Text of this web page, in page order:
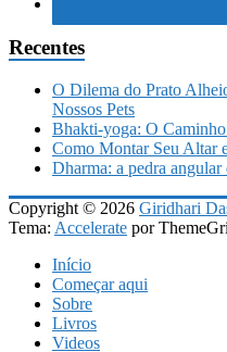
Recentes
O Dilema do Prato
Nossos Pets
Bhakti-yoga: O
Como Montar Seu Altar
Dharma: a pedra
Copyright © 2026 Giridhari
Tema: Accelerate por
Início
Começar aqui
Sobre
Livros
Videos